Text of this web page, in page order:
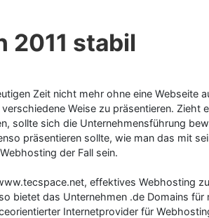
2011 stabil
Zeit nicht mehr ohne eine
Weise zu präsentieren.
sollte sich die Unternehmensführung
präsentieren sollte, wie man das mit
der Fall sein.
effektives Webhosting
bietet das Unternehmen .de Domains
Internetprovider für